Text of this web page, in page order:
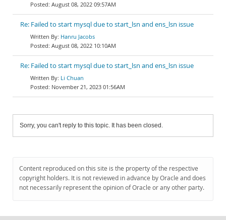
August 08, 2022 09:57AM
Re: Failed to start mysql due to start_lsn and ens_lsn issue
Hanru Jacobs
August 08, 2022 10:10AM
Re: Failed to start mysql due to start_lsn and ens_lsn issue
Li Chuan
November 21, 2023 01:56AM
Sorry, you can't reply to this topic. It has been closed.
Content reproduced on this site is the property of the respective
copyright holders. It is not reviewed in advance by Oracle and does
not necessarily represent the opinion of Oracle or any other party.